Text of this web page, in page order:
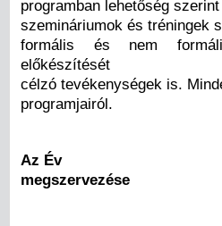
programban lehetőség
szemináriumok és tréningek
formális és nem
előkészítését
célzó tevékenységek is.
programjairól.
Az Év
megszervezése